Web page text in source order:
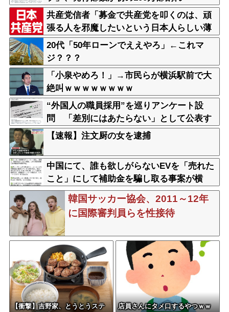
共産党信者「募金で共産党を叩くのは、頑
張る人を邪魔したいという日本人らしい薄
暗い欲望のせい」
20代「50年ローンでええやろ」←これマ
ジ？？？
「小泉やめろ！」→市民らが横浜駅前で大
絶叫ｗｗｗｗｗｗｗｗ
“外国人の職員採用”を巡りアンケート設
問 「差別にはあたらない」として公表す
る方針を決定 三重県
【速報】注文厨の女を逮捕
中国にて、誰も欲しがらないEVを「売れた
こと」にして補助金を騙し取る事案が横
行。販売実績水増し
韓国サッカー協会、2011～12年
に国際審判員らを性接待
【衝撃】吉野家、とうとうステ
店員さんにタメ口するやつｗｗ